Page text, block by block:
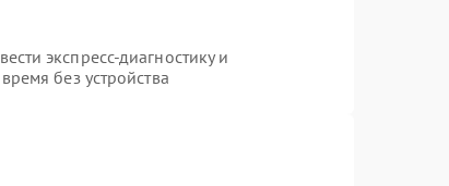
экспресс-диагностику и
без устройства